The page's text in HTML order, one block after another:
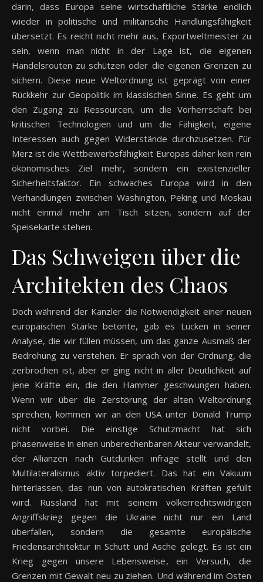
darin, dass Europa seine wirtschaftliche Stärke endlich
wieder in politische und militärische Handlungsfähigkeit
übersetzt. Es reicht nicht mehr aus, Exportweltmeister zu
sein, wenn man nicht in der Lage ist, die eigenen
Handelsrouten zu schützen oder die eigenen Grenzen zu
sichern. Diese neue Weltordnung ist geprägt von einer
Rückkehr zur Geopolitik im klassischen Sinne. Es geht um
den Zugang zu Ressourcen, um die Vorherrschaft bei
kritischen Technologien und um die Fähigkeit, eigene
Interessen auch gegen Widerstände durchzusetzen. Für
Merz ist die Wettbewerbsfähigkeit Europas daher kein rein
ökonomisches Ziel mehr, sondern ein existenzieller
Sicherheitsfaktor. Ein schwaches Europa wird in den
Verhandlungen zwischen Washington, Peking und Moskau
nicht einmal mehr am Tisch sitzen, sondern auf der
Speisekarte stehen.
Das Schweigen über die
Architekten des Chaos
Doch während der Kanzler die Notwendigkeit einer neuen
europäischen Stärke betonte, gab es Lücken in seiner
Analyse, die wir füllen müssen, um das ganze Ausmaß der
Bedrohung zu verstehen. Er sprach von der Ordnung, die
zerbrochen ist, aber er ging nicht in aller Deutlichkeit auf
jene Kräfte ein, die den Hammer geschwungen haben.
Wenn wir über die Zerstörung der alten Weltordnung
sprechen, kommen wir an den USA unter Donald Trump
nicht vorbei. Die einstige Schutzmacht hat sich
phasenweise in einen unberechenbaren Akteur verwandelt,
der Allianzen nach Gutdünken infrage stellt und den
Multilateralismus aktiv torpediert. Das hat ein Vakuum
hinterlassen, das nun von autokratischen Kräften gefüllt
wird. Russland hat mit seinem völkerrechtswidrigen
Angriffskrieg gegen die Ukraine nicht nur ein Land
überfallen, sondern die gesamte europäische
Friedensarchitektur in Schutt und Asche gelegt. Es ist ein
Krieg gegen unsere Lebensweise, ein Versuch, die
Grenzen mit Gewalt neu zu ziehen. Und während im Osten